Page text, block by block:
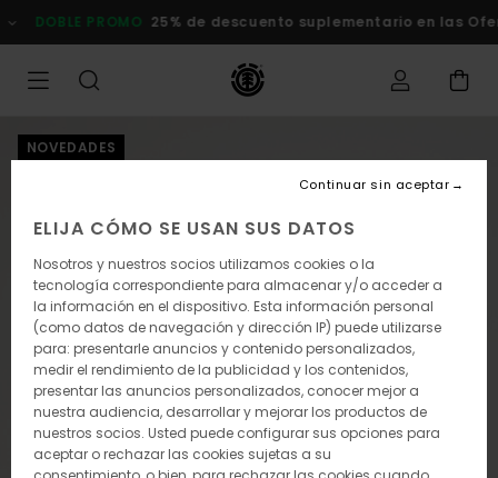
a
la
DOBLE PROMO 25% de descuento suplementario en las
NOVEDADES
ELIJA CÓMO SE USAN SUS DATOS
Nosotros y nuestros socios utilizamos cookies o la
tecnología correspondiente para almacenar y/o acceder a
la información en el dispositivo. Esta información personal
(como datos de navegación y dirección IP) puede utilizarse
para: presentarle anuncios y contenido personalizados,
medir el rendimiento de la publicidad y los contenidos,
presentar las anuncios personalizados, conocer mejor a
nuestra audiencia, desarrollar y mejorar los productos de
nuestros socios. Usted puede configurar sus opciones para
aceptar o rechazar las cookies sujetas a su
Continuar sin aceptar